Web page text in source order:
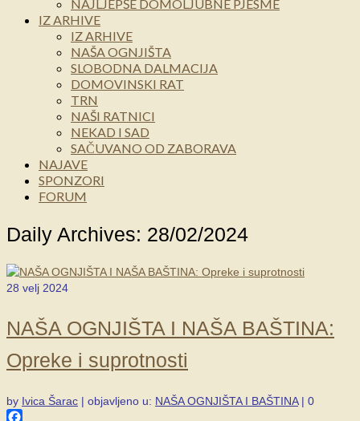
NAJLJEPŠE DOMOLJUBNE PJESME
IZ ARHIVE
IZ ARHIVE
NAŠA OGNJIŠTA
SLOBODNA DALMACIJA
DOMOVINSKI RAT
TRN
NAŠI RATNICI
NEKAD I SAD
SAČUVANO OD ZABORAVA
NAJAVE
SPONZORI
FORUM
Daily Archives: 28/02/2024
28 velj 2024
NAŠA OGNJIŠTA I NAŠA BAŠTINA:
Opreke i suprotnosti
by Ivica Šarac | objavljeno u: NAŠA OGNJIŠTA I BAŠTINA | 0